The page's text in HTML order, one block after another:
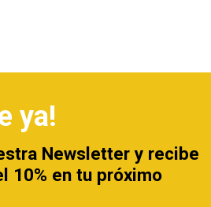
ya!
Newsletter y recibe
10% en tu próximo